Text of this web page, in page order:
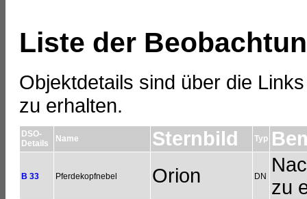
Liste der
Objektdetails sind über die
zu erhalten.
DSO-
Details
Name Sternbild Typ
B 33 Pferdekopfnebel Orion DN
zu